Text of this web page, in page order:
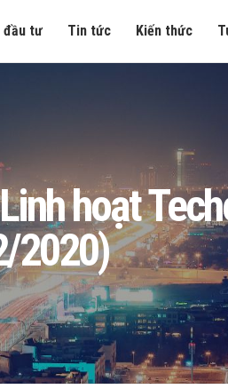
đầu tư Tin tức Kiến thức
hoạt
2020)